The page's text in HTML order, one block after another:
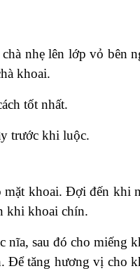
nhẹ lên lớp vỏ bên
khoai.
tốt nhất.
trước khi luộc.
mặt khoai. Đợi đến khi
khi khoai chín.
nĩa, sau đó cho miếng
Để tăng hương vị cho